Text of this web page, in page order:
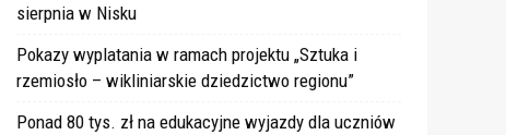
sierpnia w Nisku
Pokazy wyplatania w ramach projektu „Sztuka i
rzemiosło – wikliniarskie dziedzictwo regionu”
Ponad 80 tys. zł na edukacyjne wyjazdy dla uczniów